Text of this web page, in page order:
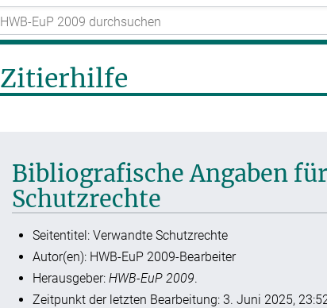
Zitierhilfe
Bibliografische Angaben
Schutzrechte
Seitentitel: Verwandte Schutzrechte
Autor(en): HWB-EuP 2009-Bearbeiter
Herausgeber: HWB-EuP 2009.
Zeitpunkt der letzten Bearbeitung: 3. Juni 2025,